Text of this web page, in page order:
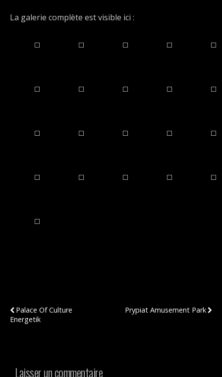
La galerie complète est visible ici :
Palace Of Culture
Energetik
Prypiat Amusement Park
Laisser un commentaire